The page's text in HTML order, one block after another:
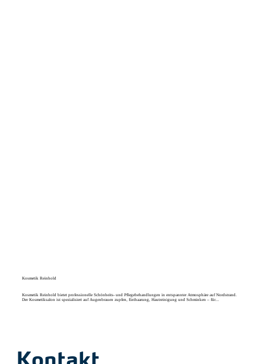
Kosmetik Reinhold
Kosmetik Reinhold bietet professionelle Schönheits- und Pflegebehandlungen in entspannter Atmosphäre auf Nordstrand.
Der Kosmetiksalon ist spezialisiert auf Augenbrauen zupfen, Enthaarung, Hautreinigung und Schminken – für...